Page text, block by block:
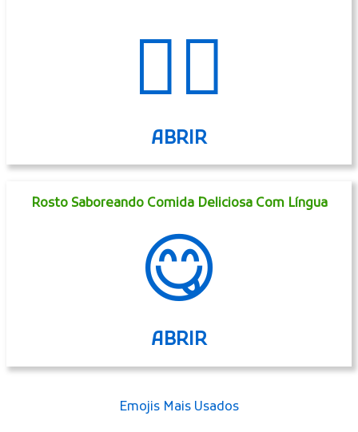
💁‍♀️
ABRIR
Rosto Saboreando Comida Deliciosa Com Língua
😋
ABRIR
Emojis Mais Usados